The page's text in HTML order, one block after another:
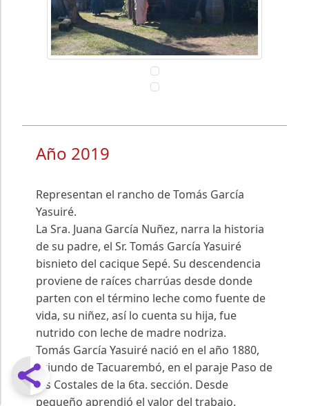
Año 2019
Representan el rancho de Tomás García
Yasuiré.
La Sra. Juana García Nuñez, narra la historia
de su padre, el Sr. Tomás García Yasuiré
bisnieto del cacique Sepé. Su descendencia
proviene de raíces charrúas desde donde
parten con el término leche como fuente de
vida, su niñez, así lo cuenta su hija, fue
nutrido con leche de madre nodriza.
Tomás García Yasuiré nació en el año 1880,
oriundo de Tacuarembó, en el paraje Paso de
los Costales de la 6ta. sección. Desde
pequeño aprendió el valor del trabajo.